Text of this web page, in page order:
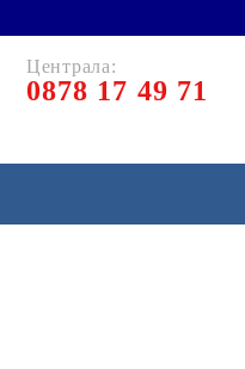
Централа:
0878 17 49 71